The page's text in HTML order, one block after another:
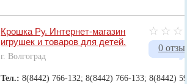
0
Крошка Ру. Интернет-магазин
игрушек и товаров для детей.
г. Волгоград
Тел.:8(8442) 766-132; 8(8442) 766-133; 8(8442)